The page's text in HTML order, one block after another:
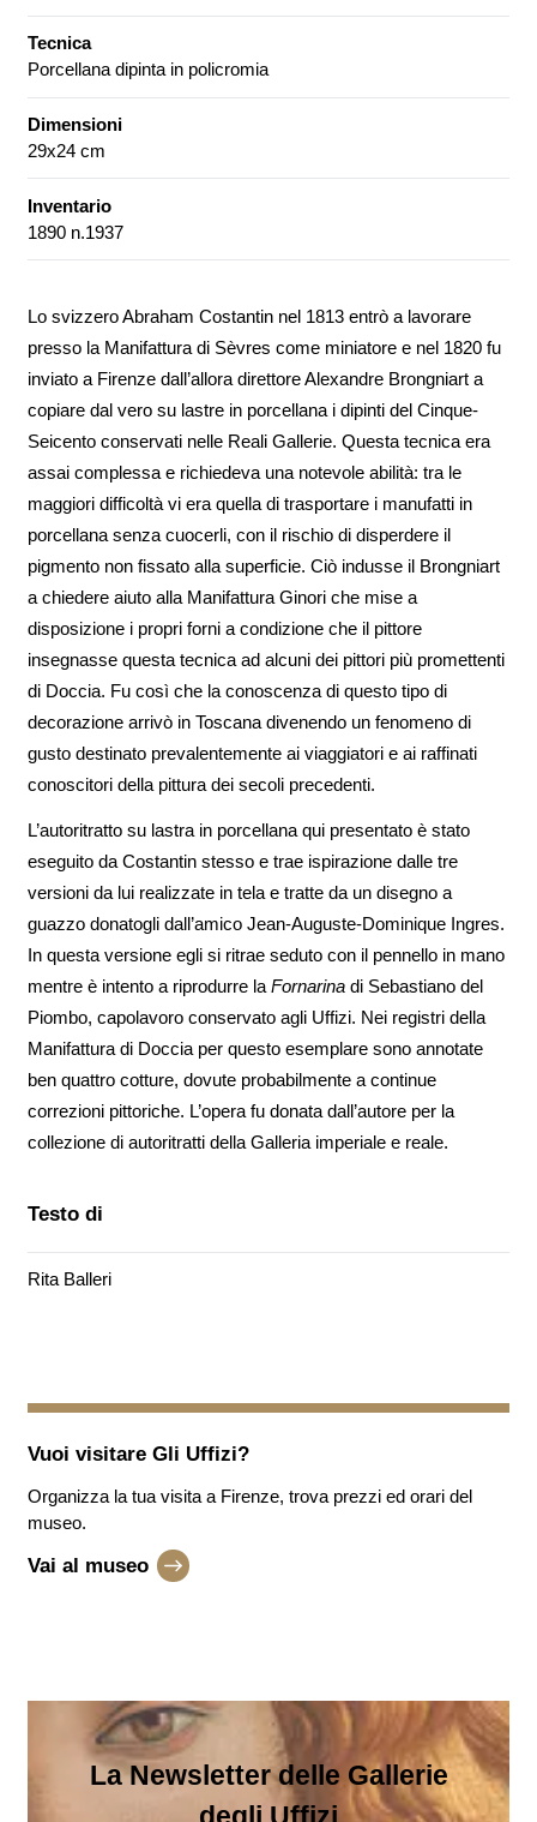
Tecnica
Porcellana dipinta in policromia
Dimensioni
29x24 cm
Inventario
1890 n.1937
Lo svizzero Abraham Costantin nel 1813 entrò a lavorare
presso la Manifattura di Sèvres come miniatore e nel 1820 fu
inviato a Firenze dall’allora direttore Alexandre Brongniart a
copiare dal vero su lastre in porcellana i dipinti del Cinque-
Seicento conservati nelle Reali Gallerie. Questa tecnica era
assai complessa e richiedeva una notevole abilità: tra le
maggiori difficoltà vi era quella di trasportare i manufatti in
porcellana senza cuocerli, con il rischio di disperdere il
pigmento non fissato alla superficie. Ciò indusse il Brongniart
a chiedere aiuto alla Manifattura Ginori che mise a
disposizione i propri forni a condizione che il pittore
insegnasse questa tecnica ad alcuni dei pittori più promettenti
di Doccia. Fu così che la conoscenza di questo tipo di
decorazione arrivò in Toscana divenendo un fenomeno di
gusto destinato prevalentemente ai viaggiatori e ai raffinati
conoscitori della pittura dei secoli precedenti.
L’autoritratto su lastra in porcellana qui presentato è stato
eseguito da Costantin stesso e trae ispirazione dalle tre
versioni da lui realizzate in tela e tratte da un disegno a
guazzo donatogli dall’amico Jean-Auguste-Dominique Ingres.
In questa versione egli si ritrae seduto con il pennello in mano
mentre è intento a riprodurre la Fornarinadi Sebastiano del
Piombo, capolavoro conservato agli Uffizi. Nei registri della
Manifattura di Doccia per questo esemplare sono annotate
ben quattro cotture, dovute probabilmente a continue
correzioni pittoriche. L’opera fu donata dall’autore per la
collezione di autoritratti della Galleria imperiale e reale.
Testo di
Rita Balleri
Vuoi visitare Gli Uffizi?
Organizza la tua visita a Firenze, trova prezzi ed orari del
museo.
Vai al museo
La Newsletter delle Gallerie